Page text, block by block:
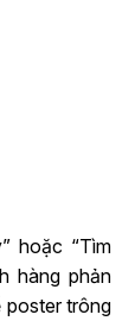
hoặc “Tìm
hàng phản
trông